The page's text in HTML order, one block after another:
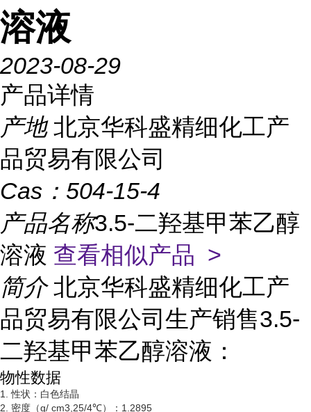
溶液
2023-08-29
产品详情
产地 北京华科盛精细化工产
品贸易有限公司
Cas： 504-15-4
产品名称3.5-二羟基甲苯乙醇
溶液 查看相似产品 >
简介 北京华科盛精细化工产
品贸易有限公司生产销售3.5-
二羟基甲苯乙醇溶液：
物性数据
1. 性状：白色结晶
2. 密度（g/ cm3,25/4℃）：1.2895